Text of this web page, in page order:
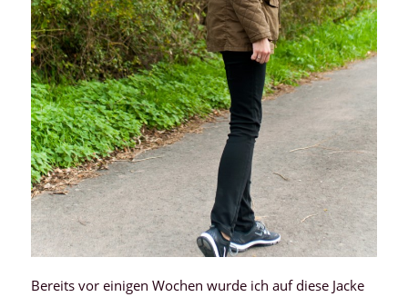
Bereits vor einigen Wochen wurde ich auf diese Jacke